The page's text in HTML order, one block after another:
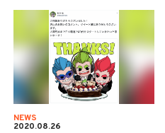
NEWS
2020.08.26